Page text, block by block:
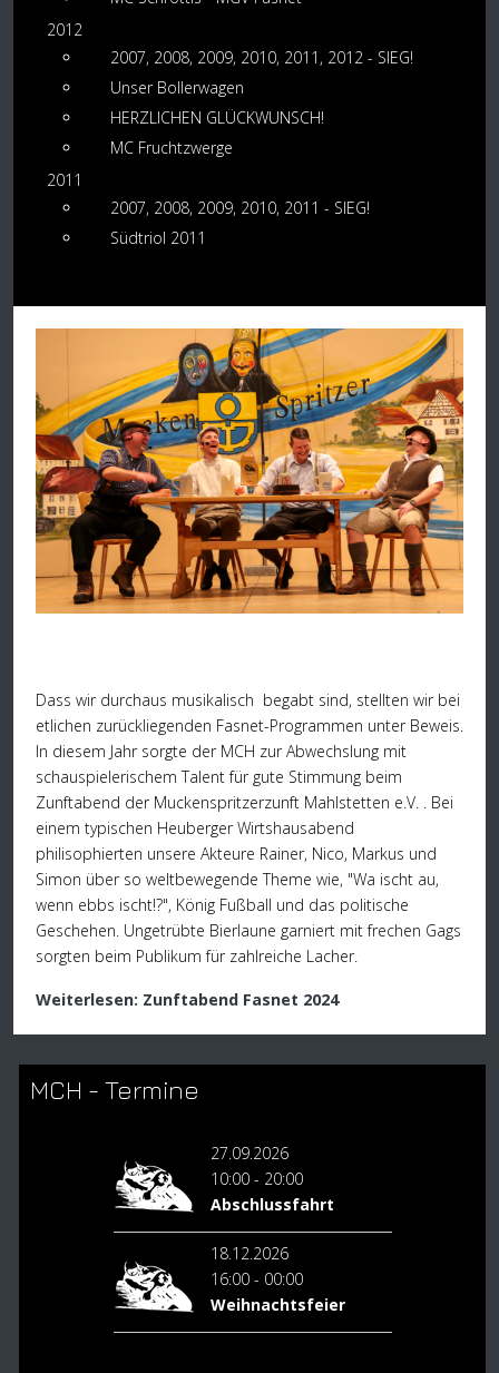
2012
2007, 2008, 2009, 2010, 2011, 2012 - SIEG!
Unser Bollerwagen
HERZLICHEN GLÜCKWUNSCH!
MC Fruchtzwerge
2011
2007, 2008, 2009, 2010, 2011 - SIEG!
Südtriol 2011
Dass wir durchaus musikalisch begabt sind, stellten wir bei
etlichen zurückliegenden Fasnet-Programmen unter Beweis.
In diesem Jahr sorgte der MCH zur Abwechslung mit
schauspielerischem Talent für gute Stimmung beim
Zunftabend der Muckenspritzerzunft Mahlstetten e.V. . Bei
einem typischen Heuberger Wirtshausabend
philisophierten unsere Akteure Rainer, Nico, Markus und
Simon über so weltbewegende Theme wie, "Wa ischt au,
wenn ebbs ischt!?", König Fußball und das politische
Geschehen. Ungetrübte Bierlaune garniert mit frechen Gags
sorgten beim Publikum für zahlreiche Lacher.
Weiterlesen: Zunftabend Fasnet 2024
MCH - Termine
27.09.2026
10:00- 20:00
Abschlussfahrt
18.12.2026
16:00- 00:00
Weihnachtsfeier